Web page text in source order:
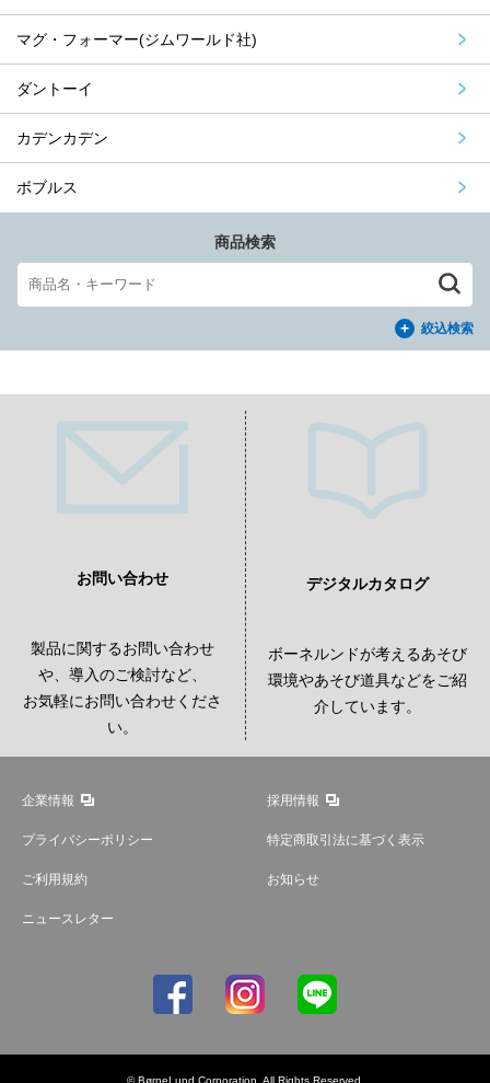
マグ・フォーマー(ジムワールド社)
ダントーイ
カデンカデン
ボブルス
商品検索
絞込検索
お問い合わせ
製品に関するお問い合わせ
や、導入のご検討など、
お気軽にお問い合わせくださ
い。
デジタルカタログ
ボーネルンドが考えるあそび
環境やあそび道具などをご紹
介しています。
企業情報 採用情報
プライバシーポリシー 特定商取引法に基づく表示
ご利用規約 お知らせ
ニュースレター
© BørneLund Corporation. All Rights Reserved.